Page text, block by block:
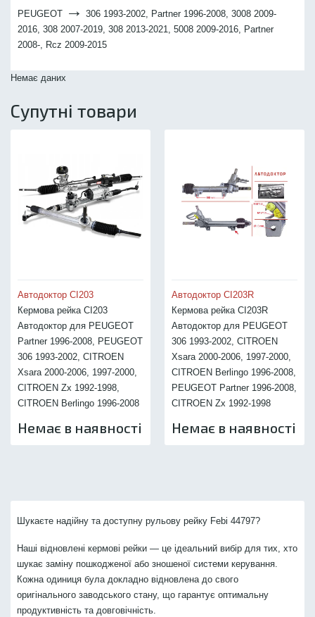
PEUGEOT → 306 1993-2002, Partner 1996-2008, 3008 2009-
2016, 308 2007-2019, 308 2013-2021, 5008 2009-2016, Partner
2008-, Rcz 2009-2015
Немає даних
Супутні товари
Автодоктор CI203
Кермова рейка CI203
Автодоктор для PEUGEOT
Partner 1996-2008, PEUGEOT
306 1993-2002, CITROEN
Xsara 2000-2006, 1997-2000,
CITROEN Zx 1992-1998,
CITROEN Berlingo 1996-2008
Немає в наявності
Автодоктор CI203R
Кермова рейка CI203R
Автодоктор для PEUGEOT
306 1993-2002, CITROEN
Xsara 2000-2006, 1997-2000,
CITROEN Berlingo 1996-2008,
PEUGEOT Partner 1996-2008,
CITROEN Zx 1992-1998
Немає в наявності
Шукаєте надійну та доступну рульову рейку Febi 44797?
Наші відновлені кермові рейки — це ідеальний вибір для тих, хто
шукає заміну пошкодженої або зношеної системи керування.
Кожна одиниця була докладно відновлена до свого
оригінального заводського стану, що гарантує оптимальну
продуктивність та довговічність.